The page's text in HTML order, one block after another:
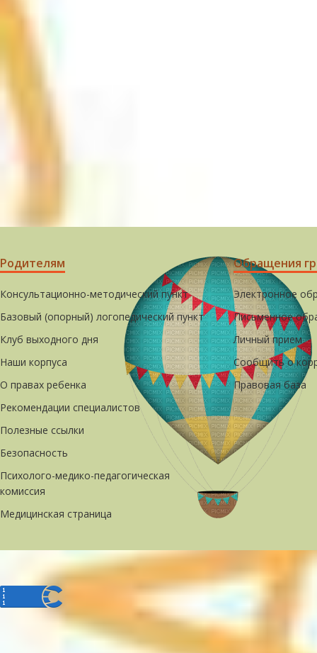
Родителям
Консультационно-методический пункт
Базовый (опорный) логопедический пункт
Клуб выходного дня
Наши корпуса
О правах ребенка
Рекомендации специалистов
Полезные ссылки
Безопасность
Психолого-медико-педагогическая
комиссия
Медицинская страница
Обращения
Электронное
Письменное
Личный прием
Сообщить о
Правовая база